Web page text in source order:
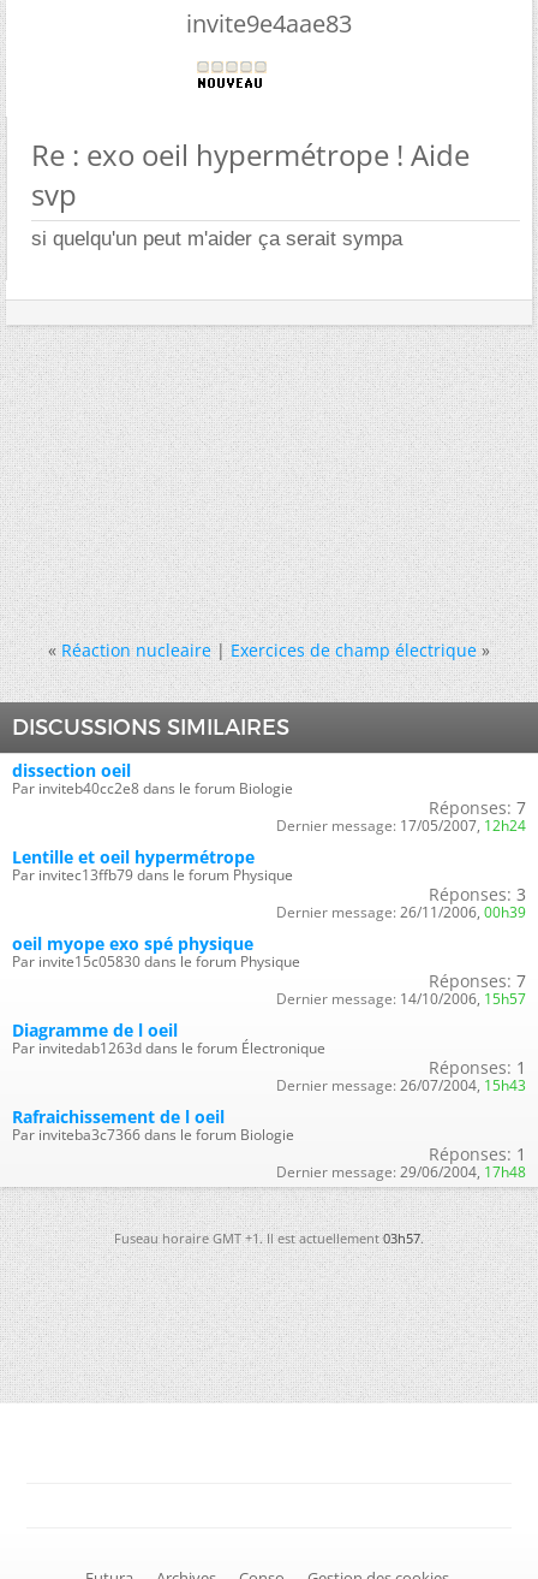
invite9e4aae83
Re : exo oeil hypermétrope ! Aide
svp
si quelqu'un peut m'aider ça serait sympa
« Réaction nucleaire|Exercices de champ électrique »
DISCUSSIONS SIMILAIRES
dissection oeil
Par inviteb40cc2e8 dans le forum Biologie
Réponses: 7
Dernier message: 17/05/2007, 12h24
Lentille et oeil hypermétrope
Par invitec13ffb79 dans le forum Physique
Réponses: 3
Dernier message: 26/11/2006, 00h39
oeil myope exo spé physique
Par invite15c05830 dans le forum Physique
Réponses: 7
Dernier message: 14/10/2006, 15h57
Diagramme de l oeil
Par invitedab1263d dans le forum Électronique
Réponses: 1
Dernier message: 26/07/2004, 15h43
Rafraichissement de l oeil
Par inviteba3c7366 dans le forum Biologie
Réponses: 1
Dernier message: 29/06/2004, 17h48
Fuseau horaire GMT +1. Il est actuellement03h57.